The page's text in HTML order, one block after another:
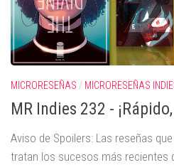
MICRORESEÑAS / MICRORESEÑAS
MR Indies 232 -
Aviso de Spoilers: Las reseñas
tratan los sucesos más recientes